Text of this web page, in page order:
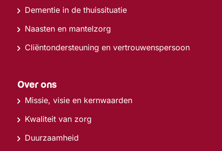
Dementie in de thuissituatie
Naasten en mantelzorg
Cliëntondersteuning en vertrouwenspersoon
Over ons
Missie, visie en kernwaarden
Kwaliteit van zorg
Duurzaamheid